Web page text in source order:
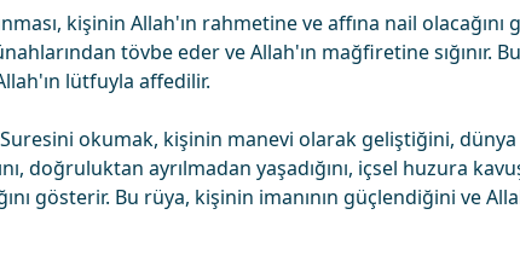
kişinin Allah'ın rahmetine ve affına nail olacağını
tövbe eder ve Allah'ın mağfiretine sığınır.
lütfuyla affedilir.
okumak, kişinin manevi olarak geliştiğini,
doğruluktan ayrılmadan yaşadığını, içsel huzura
gösterir. Bu rüya, kişinin imanının güçlendiğini ve